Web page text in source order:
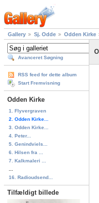
Gallery Sj. Odde Odden Kirke
Avanceret Søgning
RSS feed for dette album
Start Fremvisning
Odden Kirke
1. Flyvergraven
2. Odden Kirke...
3. Odden Kirke...
4. Peter...
5. Genindviels...
6. Hilsen fra ...
7. Kalkmaleri ...
16. Radioudsend...
Tilfældigt billede